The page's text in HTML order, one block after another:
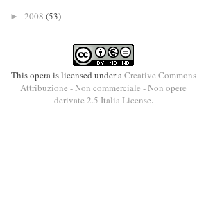
► 2008 (53)
This opera is licensed under aCreative Commons
Attribuzione - Non commerciale - Non opere
derivate 2.5 Italia License.